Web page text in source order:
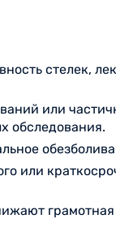
стелек,
или
обследования.
или